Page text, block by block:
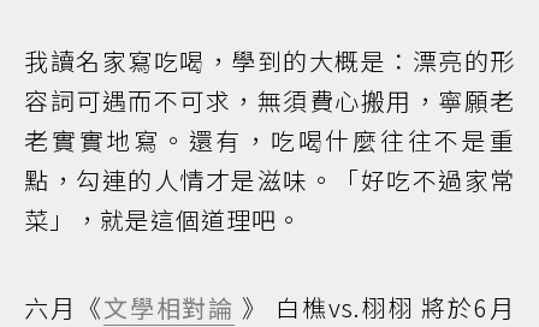
我讀名家寫吃喝，學到的大概是：漂亮的形
容詞可遇而不可求，無須費心搬用，寧願老
老實實地寫。還有，吃喝什麼往往不是重
點，勾連的人情才是滋味。「好吃不過家常
菜」，就是這個道理吧。
六月《文學相對論 》 白樵vs.栩栩 將於6月